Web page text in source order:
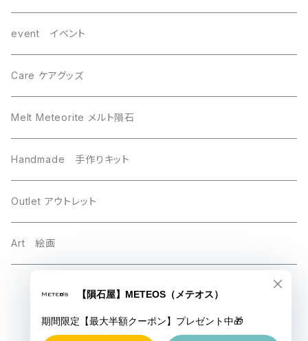
Saint-Aubin サントーバン
Sikhote-Alin シホーテアリン
others その他
Uruacu ウルアク
Brahin ブラヒン
Chinga チンガ―
Esquel エスケル
Agoudal アグダル
Chelyabinsk チェリャビンスク
Mundrabilla マンドラビラ
Chinga チンガー
Taza タザ
Gebel Kamil ゲベルカミル
Mars 火星
event イベント
Care ケアグッズ
Melt Meteorite メルト隕石
Handmade 手作りキット
Outlet アウトレット
Art 絵画
Powered by